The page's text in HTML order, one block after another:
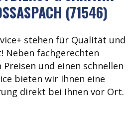
(71546)
stehen für Qualität und
Neben fachgerechten
und einen schnellen
bieten wir Ihnen eine
direkt bei Ihnen vor Ort.